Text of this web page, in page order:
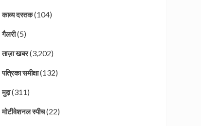
काव्य दस्तक(104)
गैलरी(5)
ताज़ा खबर(3,202)
पत्रिका समीक्षा(132)
मुद्दा(311)
मोटीवेशनल स्पीच(22)